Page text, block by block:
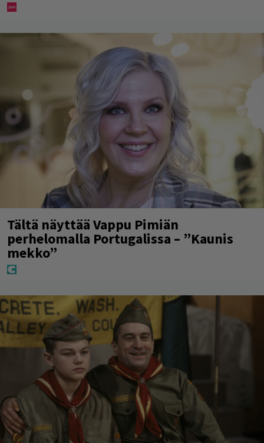
Tältä näyttää Vappu Pimiän
perhelomalla Portugalissa – ”Kaunis
mekko”